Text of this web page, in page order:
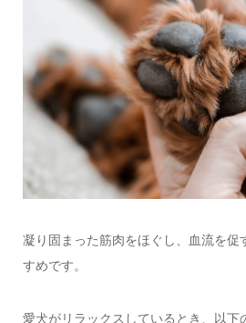
凝り固まった筋肉をほぐし、血流を促
すめです。
愛犬がリラックスしているとき、以下